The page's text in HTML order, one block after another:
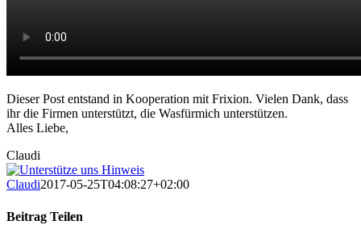
Dieser Post entstand in Kooperation mit Frixion. Vielen Dank, dass
ihr die Firmen unterstützt, die Wasfürmich unterstützen.
Alles Liebe,
Claudi
Claudi2017-05-25T04:08:27+02:00
Beitrag Teilen